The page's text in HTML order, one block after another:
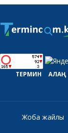
ТЕРМИН АЛАҢ
Жоба жайлы